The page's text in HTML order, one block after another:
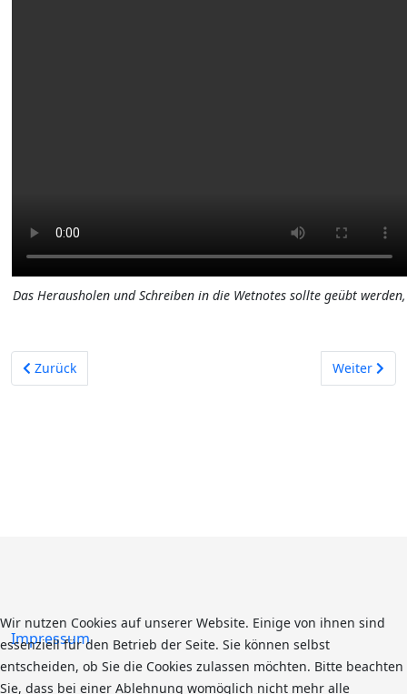
Das Herausholen und Schreiben in die Wetnotes sollte geübt
Vorheriger Beitrag: Flossenschlagtechniken
Zurück Nächster
Weiter
Impressum
Wir nutzen Cookies auf unserer Website. Einige von ihnen sind
essenziell für den Betrieb der Seite. Sie können selbst
entscheiden, ob Sie die Cookies zulassen möchten. Bitte beachten
Sie, dass bei einer Ablehnung womöglich nicht mehr alle